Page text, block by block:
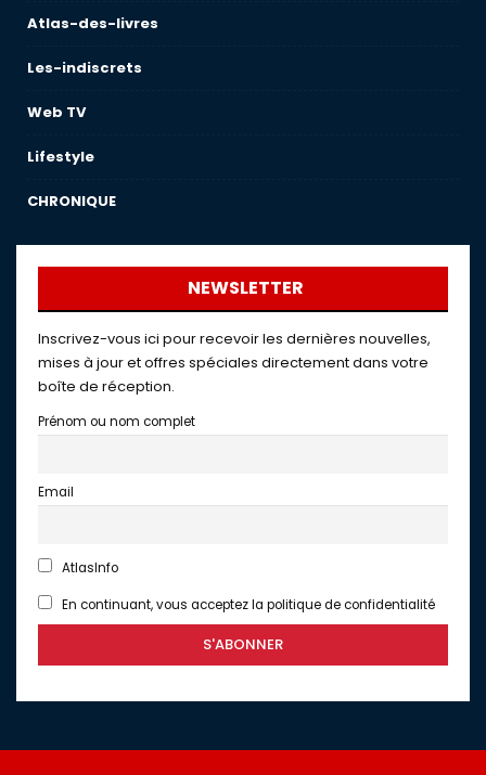
Atlas-des-livres
Les-indiscrets
Web TV
Lifestyle
CHRONIQUE
NEWSLETTER
Inscrivez-vous ici pour recevoir les dernières nouvelles,
mises à jour et offres spéciales directement dans votre
boîte de réception.
Prénom ou nom complet
Email
AtlasInfo
En continuant, vous acceptez la politique de confidentialité